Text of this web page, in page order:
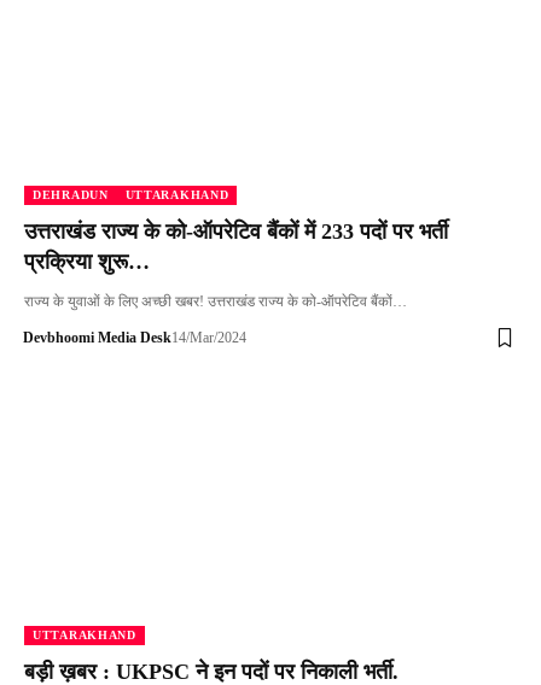
DEHRADUN UTTARAKHAND
उत्तराखंड राज्य के को-ऑपरेटिव बैंकों में 233 पदों पर भर्ती
प्रक्रिया शुरू…
राज्य के युवाओं के लिए अच्छी खबर! उत्तराखंड राज्य के को-ऑपरेटिव बैंकों…
Devbhoomi Media Desk14/Mar/2024
UTTARAKHAND
बड़ी ख़बर : UKPSC ने इन पदों पर निकाली भर्ती.